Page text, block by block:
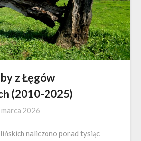
z Łęgów
(2010-2025)
marca 2026
naliczono ponad tysiąc